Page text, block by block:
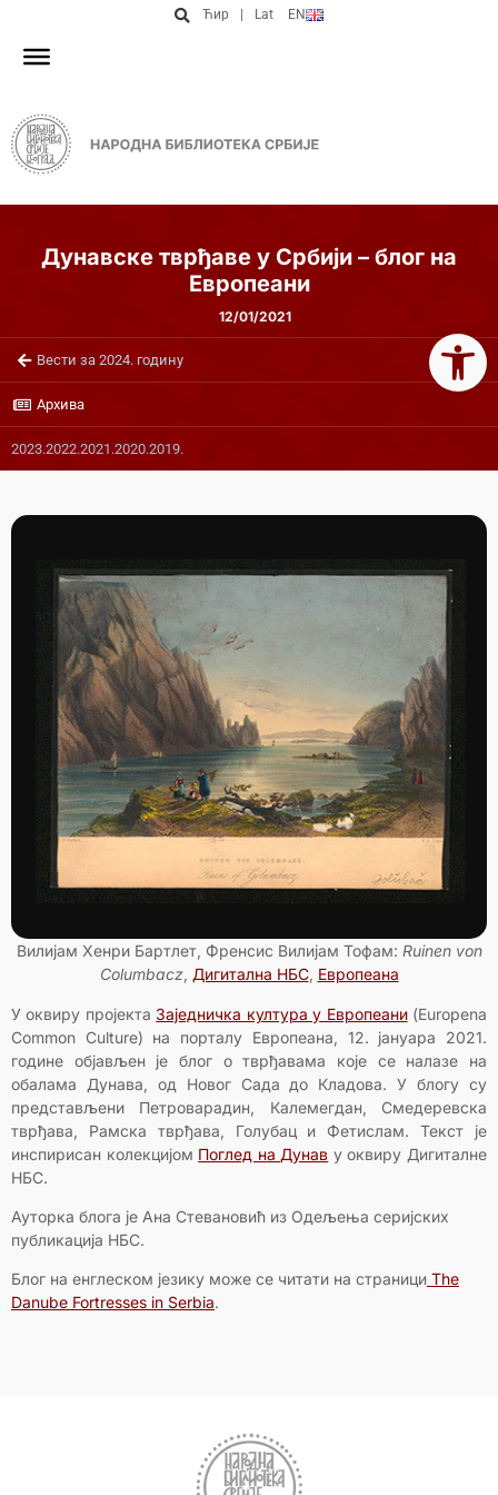
Ћир Lat EN
Дунавске тврђаве у Србији – блог на
Европеани
12/01/2021
Вести за 2024. годину
Архива
2023.2022.2021.2020.2019.
Вилијам Хенри Бартлет, Френсис Вилијам Тофам: Ruinen von
Columbacz, Дигитална НБС, Европеана
У оквиру пројекта Заједничка култура у Европеани(Europena
Common Culture) на порталу Европеана, 12. јануара 2021.
године објављен је блог о тврђавама које се налазе на
обалама Дунава, од Новог Сада до Кладова. У блогу су
представљени Петроварадин, Калемегдан, Смедеревска
тврђава, Рамска тврђава, Голубац и Фетислам. Текст је
инспирисан колекцијом Поглед на Дунав у оквиру Дигиталне
НБС.
Ауторка блога је Ана Стевановић из Одељења серијских
публикација НБС.
Блог на енглеском језику може се читати на страници The
Danube Fortresses in Serbia.